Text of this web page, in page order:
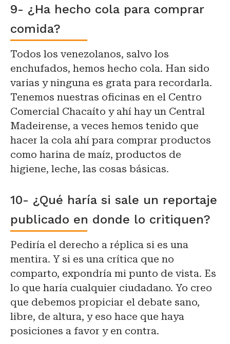
9- ¿Ha hecho cola para comprar
comida?
Todos los venezolanos, salvo los
enchufados, hemos hecho cola. Han sido
varias y ninguna es grata para recordarla.
Tenemos nuestras oficinas en el Centro
Comercial Chacaíto y ahí hay un Central
Madeirense, a veces hemos tenido que
hacer la cola ahí para comprar productos
como harina de maíz, productos de
higiene, leche, las cosas básicas.
10- ¿Qué haría si sale un reportaje
publicado en donde lo critiquen?
Pediría el derecho a réplica si es una
mentira. Y si es una crítica que no
comparto, expondría mi punto de vista. Es
lo que haría cualquier ciudadano. Yo creo
que debemos propiciar el debate sano,
libre, de altura, y eso hace que haya
posiciones a favor y en contra.